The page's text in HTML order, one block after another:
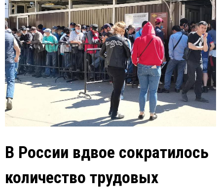
В России вдвое сократилось
количество трудовых